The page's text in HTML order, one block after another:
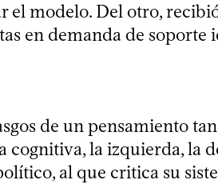
modelo. Del otro,
en demanda de soporte
de un pensamiento
cognitiva, la izquierda, la
al que critica su